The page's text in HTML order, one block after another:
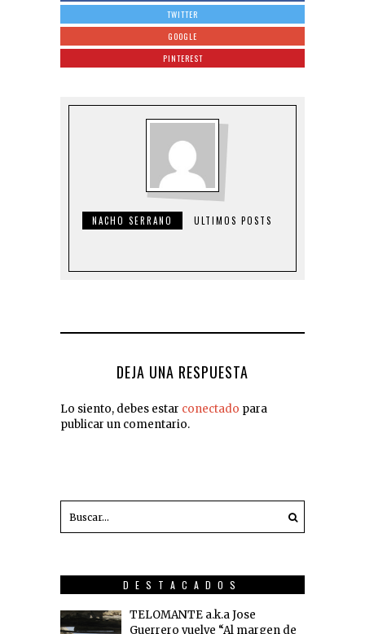
TWITTER
GOOGLE
PINTEREST
NACHO SERRANO ULTIMOS POSTS
DEJA UNA RESPUESTA
Lo siento, debes estar conectado para
publicar un comentario.
DESTACADOS
TELOMANTE a.k.a Jose
Guerrero vuelve “Al margen de